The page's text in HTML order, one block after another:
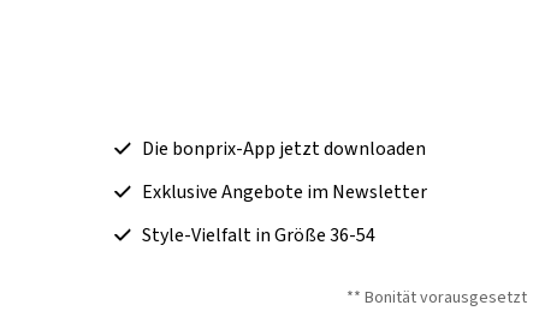
Die bonprix-App jetzt downloaden
Exklusive Angebote im Newsletter
Style-Vielfalt in Größe 36-54
** Bonität vorausgesetzt